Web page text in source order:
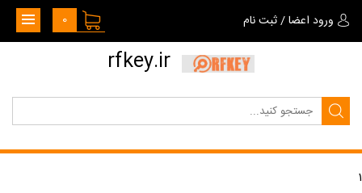
ورود اعضا/ثبت نام 0
rfkey.ir
1